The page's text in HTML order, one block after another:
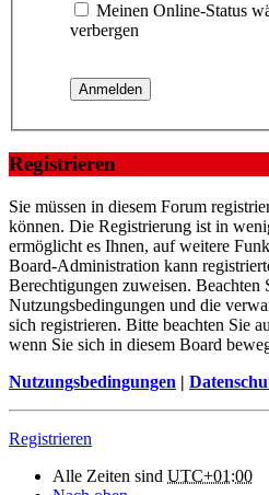
Meinen Online-Status
verbergen
Registrieren
Sie müssen in diesem Forum
können. Die Registrierung ist in
ermöglicht es Ihnen, auf weitere
Board-Administration kann
Berechtigungen zuweisen. Beachten
Nutzungsbedingungen und die
sich registrieren. Bitte beachten Sie
wenn Sie sich in diesem Board
Nutzungsbedingungen |
Registrieren
Alle Zeiten sind UTC+01:00